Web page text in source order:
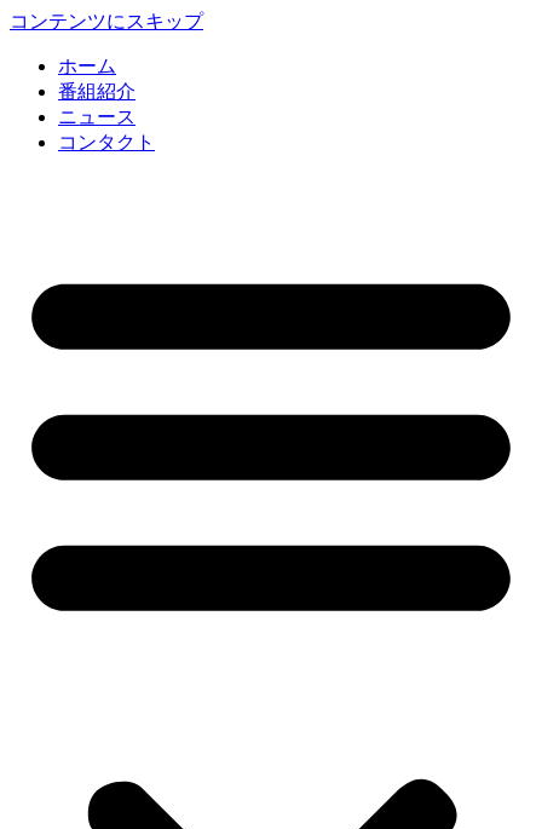
コンテンツにスキップ
ホーム
番組紹介
ニュース
コンタクト